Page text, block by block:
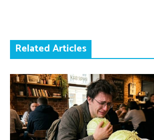
Related Articles